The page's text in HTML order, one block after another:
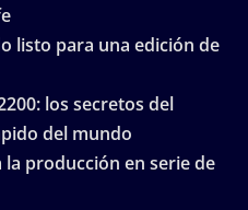
listo para una edición de
los secretos del
del mundo
producción en serie de